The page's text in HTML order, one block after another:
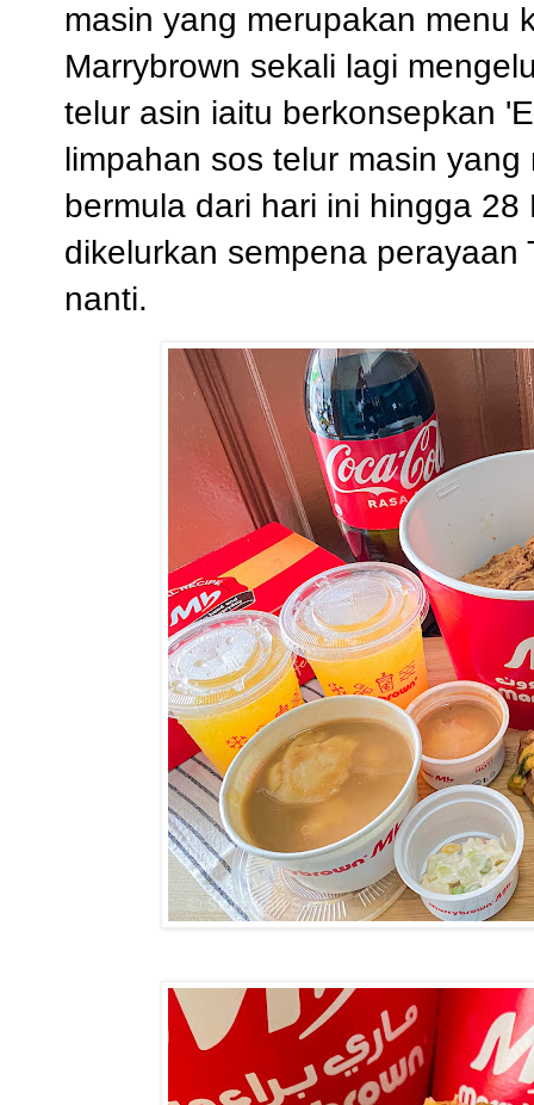
masin yang merupakan menu
Marrybrown sekali lagi
telur asin iaitu berkonsepkan
limpahan sos telur masin yang
bermula dari hari ini hingga
dikelurkan sempena perayaan
nanti.